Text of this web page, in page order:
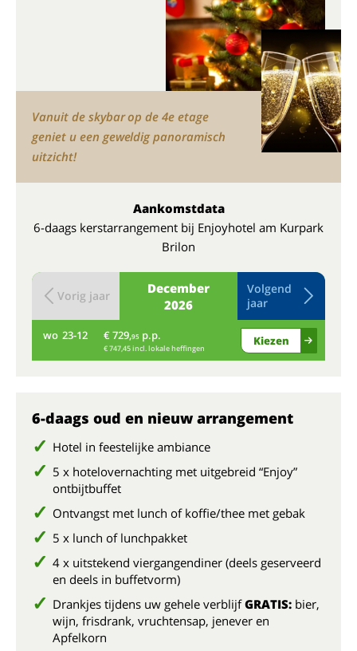
Vanuit de skybar op de 4e etage
geniet u een geweldig panoramisch
uitzicht!
Aankomstdata
6-daags kerstarrangement bij Enjoyhotel am Kurpark
Brilon
December
2026
Vorig jaar
Volgend
jaar
wo 23-12 € 729,95 p.p.
€ 747,45 incl. lokale heffingen
Kiezen
6-daags oud en nieuw arrangement
Hotel in feestelijke ambiance
5 x hotelovernachting met uitgebreid “Enjoy”
ontbijtbuffet
Ontvangst met lunch of koffie/thee met gebak
5 x lunch of lunchpakket
4 x uitstekend viergangendiner (deels geserveerd
en deels in buffetvorm)
Drankjes tijdens uw gehele verblijfGRATIS: bier,
wijn, frisdrank, vruchtensap, jenever en
Apfelkorn